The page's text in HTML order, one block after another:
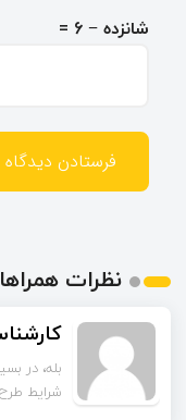
شانزده − 6 =
نظرات
بله، در
شرایط